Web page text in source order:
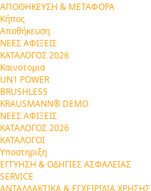
ΑΠΟΘΗΚΕΥΣΗ & ΜΕΤΑΦΟΡΑ
Κήπος
Αποθήκευση
ΝΕΕΣ ΑΦΙΞΕΙΣ
ΚΑΤΑΛΟΓΟΣ 2026
Καινοτομια
UN1 POWER
BRUSHLESS
KRAUSMANN® DEMO
ΝΕΕΣ ΑΦΙΞΕΙΣ
ΚΑΤΑΛΟΓΟΣ 2026
ΚΑΤΑΛΟΓΟΙ
Υποστηριξη
ΕΓΓΥΗΣΗ & ΟΔΗΓΙΕΣ ΑΣΦΑΛΕΙΑΣ
SERVICE
ΑΝΤΑΛΛΑΚΤΙΚΑ & ΕΓΧΕΙΡΙΔΙΑ ΧΡΗΣΗΣ